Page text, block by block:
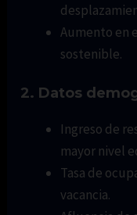
Aumento en
sostenible.
2. Datos
Ingreso de
mayor nivel
Tasa de
vacancia.